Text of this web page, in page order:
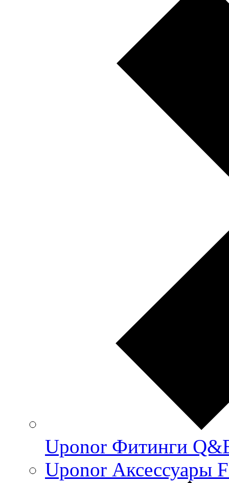
Uponor Фитинги
Uponor Аксессуары